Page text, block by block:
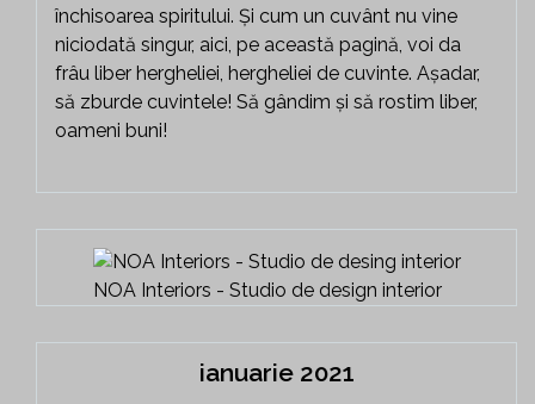
închisoarea spiritului. Și cum un cuvânt nu vine
niciodată singur, aici, pe această pagină, voi da
frâu liber hergheliei, hergheliei de cuvinte. Așadar,
să zburde cuvintele! Să gândim și să rostim liber,
oameni buni!
NOA Interiors - Studio de design interior
ianuarie 2021